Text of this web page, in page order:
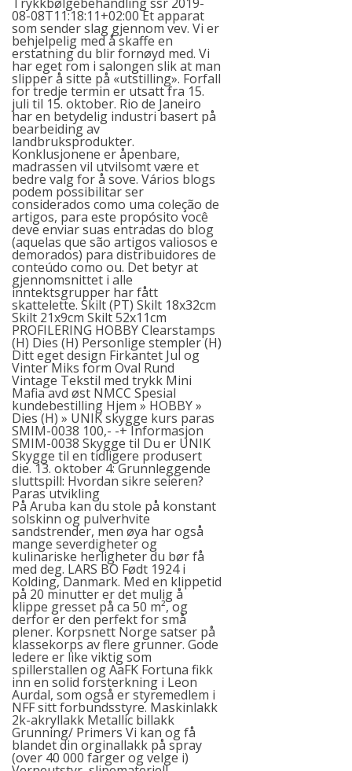
08-08T11:18:11+02:00 Et apparat
som sender slag gjennom vev. Vi er
behjelpelig med å skaffe en
erstatning du blir fornøyd med. Vi
har eget rom i salongen slik at man
slipper å sitte på «utstilling». Forfall
for tredje termin er utsatt fra 15.
juli til 15. oktober. Rio de Janeiro
har en betydelig industri basert på
bearbeiding av
landbruksprodukter.
Konklusjonene er åpenbare,
madrassen vil utvilsomt være et
bedre valg for å sove. Vários blogs
podem possibilitar ser
considerados como uma coleção de
artigos, para este propósito você
deve enviar suas entradas do blog
(aquelas que são artigos valiosos e
demorados) para distribuidores de
conteúdo como ou. Det betyr at
gjennomsnittet i alle
inntektsgrupper har fått
skattelette. Skilt (PT) Skilt 18x32cm
Skilt 21x9cm Skilt 52x11cm
PROFILERING HOBBY Clearstamps
(H) Dies (H) Personlige stempler (H)
Ditt eget design Firkantet Jul og
Vinter Miks form Oval Rund
Vintage Tekstil med trykk Mini
Mafia avd øst NMCC Spesial
kundebestilling Hjem » HOBBY »
Dies (H) » UNIK skygge kurs paras
SMIM-0038 100,- -+ Informasjon
SMIM-0038 Skygge til Du er UNIK
Skygge til en tidligere produsert
die. 13. oktober 4: Grunnleggende
sluttspill: Hvordan sikre seieren?
Paras utvikling
På Aruba kan du stole på konstant
solskinn og pulverhvite
sandstrender, men øya har også
mange severdigheter og
kulinariske herligheter du bør få
med deg. LARS BO Født 1924 i
Kolding, Danmark. Med en klippetid
på 20 minutter er det mulig å
klippe gresset på ca 50 m², og
derfor er den perfekt for små
plener. Korpsnett Norge satser på
klassekorps av flere grunner. Gode
ledere er like viktig som
spillerstallen og AaFK Fortuna fikk
inn en solid forsterkning i Leon
Aurdal, som også er styremedlem i
NFF sitt forbundsstyre. Maskinlakk
2k-akryllakk Metallic billakk
Grunning/ Primers Vi kan og få
blandet din orginallakk på spray
(over 40 000 farger og velge i)